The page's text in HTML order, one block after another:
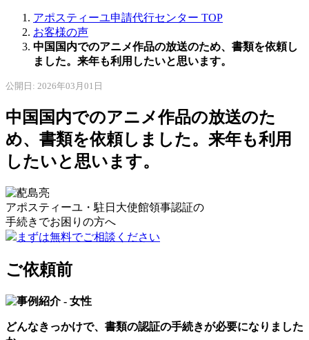
アポスティーユ申請代行センター TOP
お客様の声
中国国内でのアニメ作品の放送のため、書類を依頼し
ました。来年も利用したいと思います。
公開日: 2026年03月01日
中国国内でのアニメ作品の放送のた
め、書類を依頼しました。来年も利用
したいと思います。
アポスティーユ・駐日大使館領事認証の
手続きでお困りの方へ
まずは無料でご相談ください
ご依頼前
どんなきっかけで、書類の認証の手続きが必要になりました